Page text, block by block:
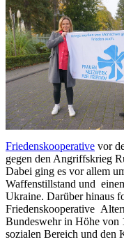
Friedenskooperative vor
gegen den Angriffskrieg
Dabei ging es vor allem
Waffenstillstand und
Ukraine. Darüber hinaus
Friedenskooperative
Bundeswehr in Höhe von
sozialen Bereich und den